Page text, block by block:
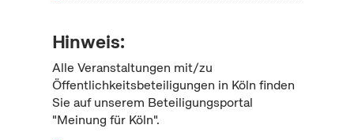
Hinweis:
Alle Veranstaltungen mit/zu
Öffentlichkeitsbeteiligungen in Köln finden
Sie auf unserem Beteiligungsportal
"Meinung für Köln".